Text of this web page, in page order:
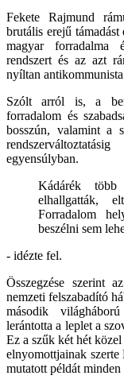
Fekete Rajmund
brutális erejű
magyar forradalma
rendszert és az azt
nyíltan
Szólt arról is, a
forradalom és
bosszún, valamint a
egyensúlyban.
Kádárék
elhallgatták,
Forradalom
beszélni sem
- idézte fel.
Összegzése szerint
nemzeti felszabadító
második
lerántotta a leplet a
Ez a szűk két hét
elnyomottjainak
mutatott példát minden